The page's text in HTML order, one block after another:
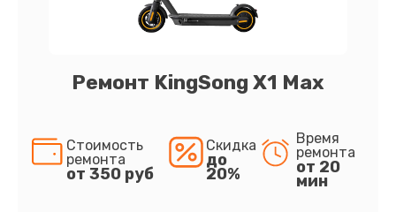
Ремонт KingSong X1 Max
Стоимость
ремонта
от 350 руб
Скидка
до
20%
Время
ремонта
от 20
мин